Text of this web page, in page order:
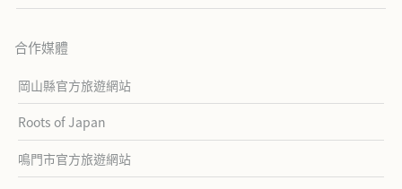
合作媒體
岡山縣官方旅遊網站
Roots of Japan
鳴門市官方旅遊網站